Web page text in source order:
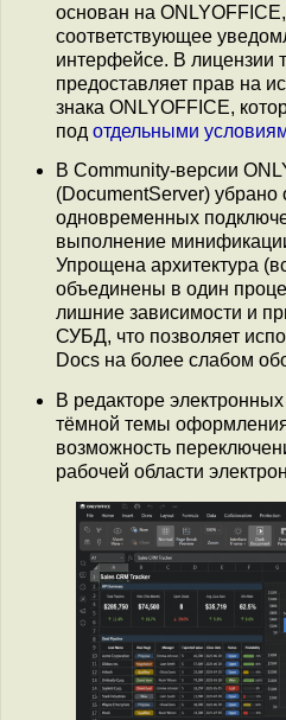
основан на
соответствующее
интерфейсе. В лицензии
предоставляет прав на
знака ONLYOFFICE,
под отдельными
В Community-версии
(DocumentServer) убрано
одновременных
выполнение
Упрощена архитектура
объединены в один
лишние зависимости и
СУБД, что позволяет
Docs на более слабом
В редакторе
тёмной темы
возможность
рабочей области